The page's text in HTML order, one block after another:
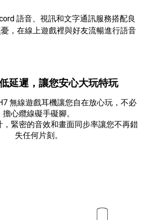
語音、視訊和文字通訊服務搭配良
，在線上遊戲裡與好友流暢進行語音
延遲，讓您安心大玩特玩
無線遊戲耳機讓您自在放心玩，不必
擔心纜線礙手礙腳。
，緊密的音效和畫面同步率讓您不再錯
失任何片刻。